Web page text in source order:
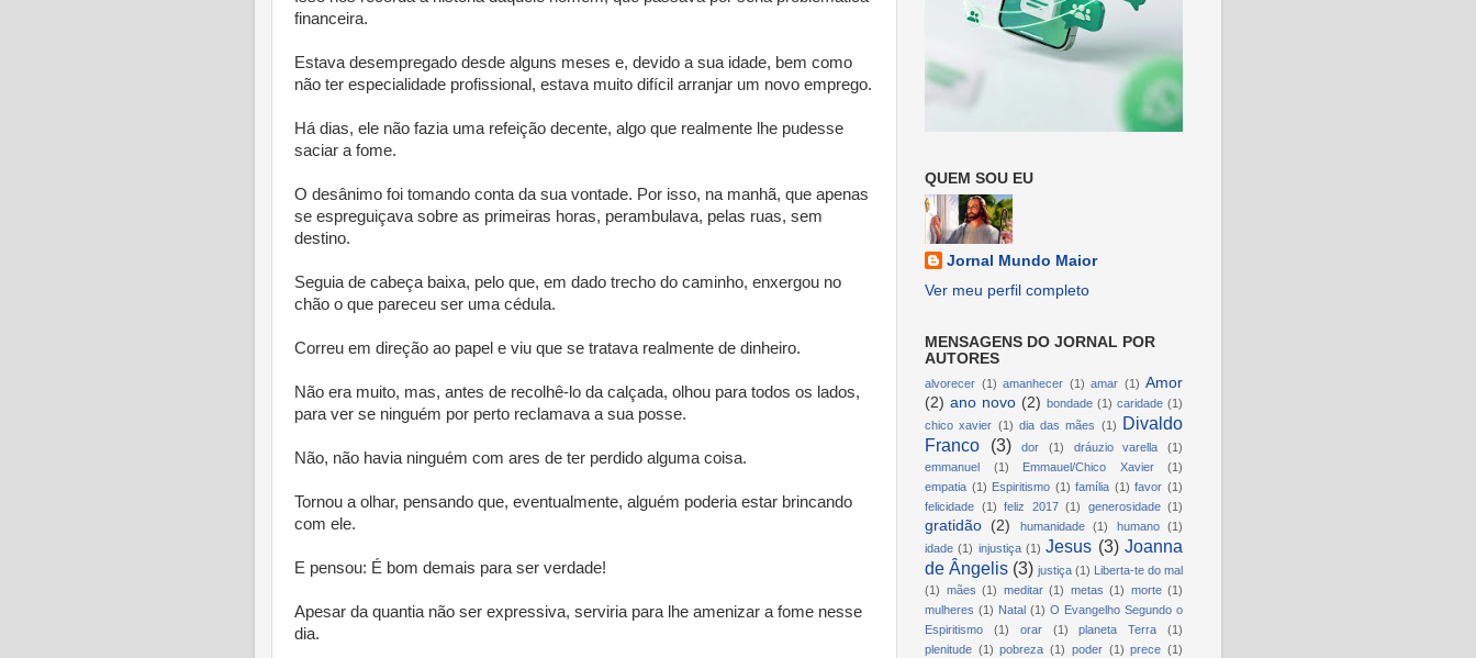
financeira.
Estava desempregado desde alguns meses e, devido a sua idade, bem como
não ter especialidade profissional, estava muito difícil arranjar um novo emprego.
Há dias, ele não fazia uma refeição decente, algo que realmente lhe pudesse
saciar a fome.
O desânimo foi tomando conta da sua vontade. Por isso, na manhã, que apenas
se espreguiçava sobre as primeiras horas, perambulava, pelas ruas, sem
destino.
Seguia de cabeça baixa, pelo que, em dado trecho do caminho, enxergou no
chão o que pareceu ser uma cédula.
Correu em direção ao papel e viu que se tratava realmente de dinheiro.
Não era muito, mas, antes de recolhê-lo da calçada, olhou para todos os lados,
para ver se ninguém por perto reclamava a sua posse.
Não, não havia ninguém com ares de ter perdido alguma coisa.
Tornou a olhar, pensando que, eventualmente, alguém poderia estar brincando
com ele.
E pensou: É bom demais para ser verdade!
Apesar da quantia não ser expressiva, serviria para lhe amenizar a fome nesse
dia.
QUEM SOU EU
Jornal Mundo Maior
Ver meu perfil completo
MENSAGENS DO JORNAL POR
AUTORES
alvorecer (1) amanhecer (1) amar (1) Amor
(2) ano novo (2) bondade (1) caridade (1)
chico xavier (1) dia das mães (1) Divaldo
Franco
(3) dor (1) dráuzio varella
(1)
emmanuel
(1) Emmauel/Chico Xavier
(1)
empatia (1) Espiritismo (1) família (1) favor (1)
felicidade (1) feliz 2017 (1) generosidade (1)
gratidão (2) humanidade (1) humano
(1)
idade (1) injustiça (1) Jesus (3) Joanna
de Ângelis (3) justiça (1)
Liberta-te do mal
(1) mães (1) meditar (1) metas (1) morte (1)
mulheres (1) Natal (1) O Evangelho Segundo o
Espiritismo
(1) orar (1) planeta Terra
(1)
plenitude (1) pobreza (1) poder (1) prece (1)